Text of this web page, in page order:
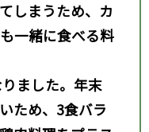
しまうため、カ
一緒に食べる料
ました。年末
ため、3食バラ